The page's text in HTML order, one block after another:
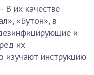
В их качестве
«Бутон», в
и
их
изучают инструкцию